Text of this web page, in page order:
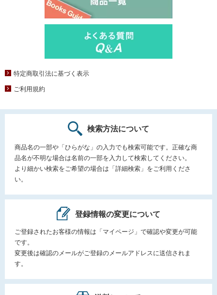
特定商取引法に基づく表示
ご利用規約
検索方法について
商品名の一部や「ひらがな」の入力でも検索可能です。正確な商
品名が不明な場合は名前の一部を入力して検索してください。
より細かい検索をご希望の場合は「詳細検索」をご利用くださ
い。
登録情報の変更について
ご登録されたお客様の情報は「マイページ」で確認や変更が可能
です。
変更後は確認のメールがご登録のメールアドレスに送信されま
す。